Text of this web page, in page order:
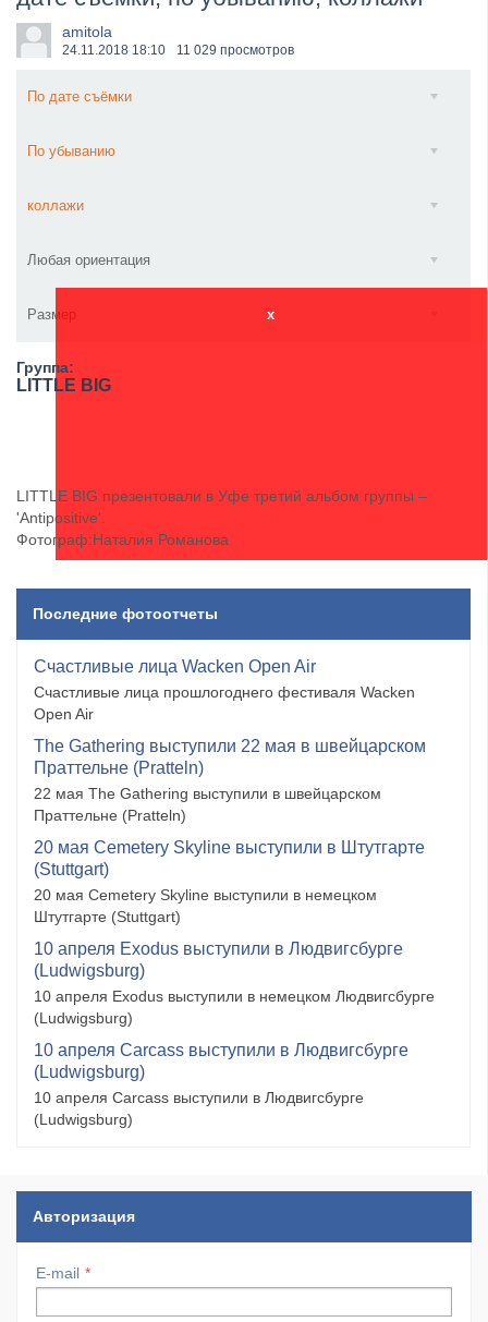
​Anthrax выпустили новый сингл и клип «Everybod...
amitola
24.11.2018 18:10 11 029 просмотров
По дате съёмки
По убыванию
коллажи
Любая ориентация
Размер x
Группа:
LITTLE BIG
LITTLE BIG презентовали в Уфе третий альбом группы –
'Antipositive'.
Фотограф:Наталия Романова
Последние фотоотчеты
Счастливые лица Wacken Open Air
Счастливые лица прошлогоднего фестиваля Wacken
Open Air
The Gathering выступили 22 мая в швейцарском
Праттельне (Pratteln)
22 мая The Gathering выступили в швейцарском
Праттельне (Pratteln)
20 мая Cemetery Skyline выступили в Штутгарте
(Stuttgart)
20 мая Cemetery Skyline выступили в немецком
Штутгарте (Stuttgart)
10 апреля Exodus выступили в Людвигсбурге
(Ludwigsburg)
10 апреля Exodus выступили в немецком Людвигсбурге
(Ludwigsburg)
10 апреля Carcass выступили в Людвигсбурге
(Ludwigsburg)
10 апреля Carcass выступили в Людвигсбурге
(Ludwigsburg)
Авторизация
E-mail